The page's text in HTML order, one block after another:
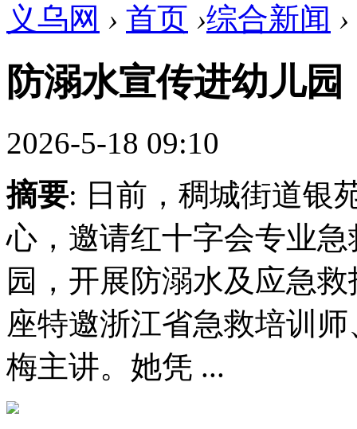
义乌网 › 首页 ›综合新闻 ›
防溺水宣传进幼儿园
2026-5-18 09:10
摘要: 日前，稠城街道银
心，邀请红十字会专业
园，开展防溺水及应急
座特邀浙江省急救培训
梅主讲。她凭 ...